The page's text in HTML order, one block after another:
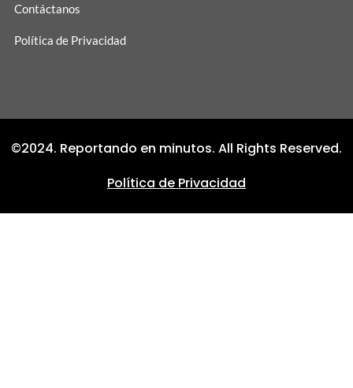
Contáctanos
Política de Privacidad
©2024. Reportando en minutos. All Rights Reserved.
Política de Privacidad